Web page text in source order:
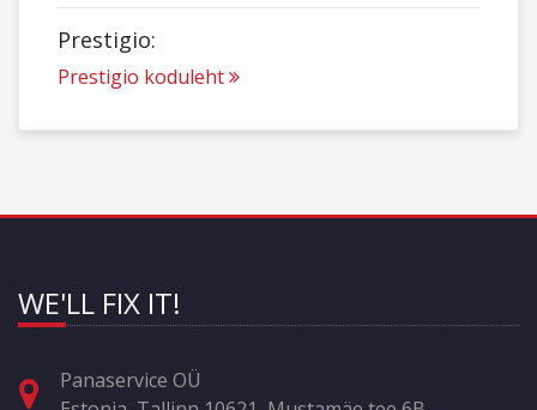
Prestigio:
Prestigio koduleht
WE'LL FIX IT!
Panaservice OÜ